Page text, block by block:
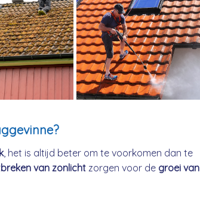
, het is altijd beter om te voorkomen dan te
van zonlicht zorgen voor de groei van